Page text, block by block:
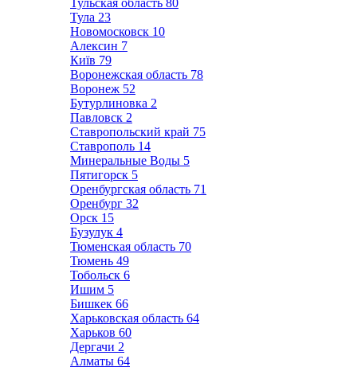
Тульская область 80
Тула 23
Новомосковск 10
Алексин 7
Київ 79
Воронежская область 78
Воронеж 52
Бутурлиновка 2
Павловск 2
Ставропольский край 75
Ставрополь 14
Минеральные Воды 5
Пятигорск 5
Оренбургская область 71
Оренбург 32
Орск 15
Бузулук 4
Тюменская область 70
Тюмень 49
Тобольск 6
Ишим 5
Бишкек 66
Харьковская область 64
Харьков 60
Дергачи 2
Алматы 64